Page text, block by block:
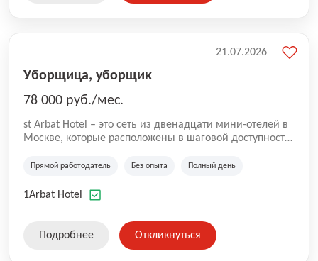
Уборщица, уборщик
78 000 руб./мес.
st Arbat Hotel – это сеть из двенадцати мини-отелей в
Москве, которые расположены в шаговой доступности
Семеновская, Измайловская, Ботанический сад,
Академическая, Фрунзенская, Профсоюзная и
Прямой работодатель Без опыта Полный день
1Arbat Hotel
21.07.2026
Подробнее Откликнуться